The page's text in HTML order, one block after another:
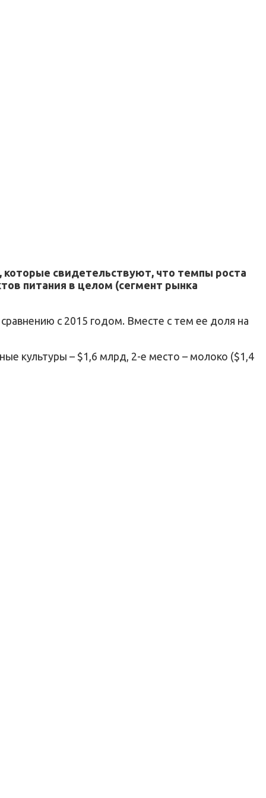
которые свидетельствуют, что темпы роста
питания в целом (сегмент рынка
с 2015 годом. Вместе с тем ее доля на
культуры – $1,6 млрд, 2-е место – молоко ($1,4